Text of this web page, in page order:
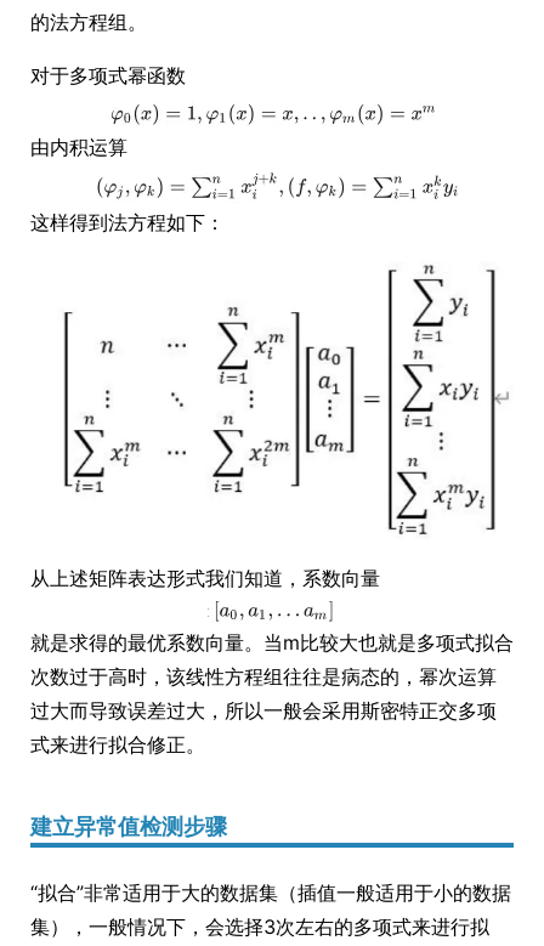
的法方程组。
对于多项式幂函数
由内积运算
这样得到法方程如下：
从上述矩阵表达形式我们知道，系数向量
就是求得的最优系数向量。当m比较大也就是多项式拟合
次数过于高时，该线性方程组往往是病态的，幂次运算
过大而导致误差过大，所以一般会采用斯密特正交多项
式来进行拟合修正。
建立异常值检测步骤
“拟合”非常适用于大的数据集（插值一般适用于小的数据
集），一般情况下，会选择3次左右的多项式来进行拟